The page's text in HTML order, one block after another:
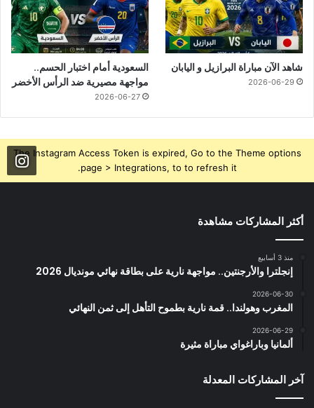
شاهد الآن مباراة البرازيل و اليابان
2026-06-29
السعودية أمام اختبار الحسم..
مواجهة مصيرية ضد الرأس الأخضر
2026-06-27
The Instagram Access Token is expired, Go to the Theme options
page > Integrations, to to refresh it.
أكثر المشاركات مشاهدة
منذ 3 أسابيع
إنجلترا والأرجنتين.. مواجهة نارية على بطاقة نهائي مونديال 2026
2026-06-30
المغرب وهولندا.. قمة نارية بطموح التأهل إلى ثمن النهائي
2026-06-29
ألمانيا وباراغواي مباراة مثيرة
آخر المشاركات المعدلة